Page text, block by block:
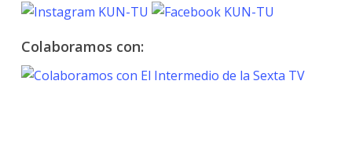
Colaboramos con: